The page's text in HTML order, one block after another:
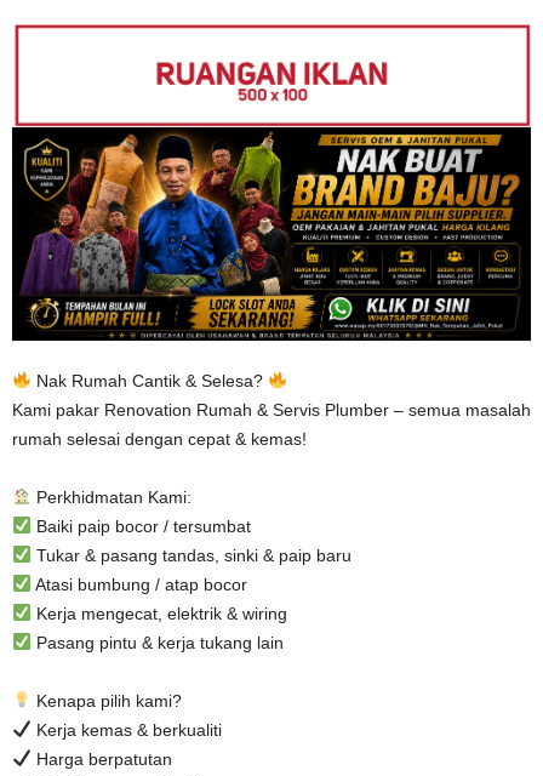
Nak Rumah Cantik & Selesa?
Kami pakar Renovation Rumah & Servis Plumber – semua masalah
rumah selesai dengan cepat & kemas!
Perkhidmatan Kami:
Baiki paip bocor / tersumbat
Tukar & pasang tandas, sinki & paip baru
Atasi bumbung / atap bocor
Kerja mengecat, elektrik & wiring
Pasang pintu & kerja tukang lain
Kenapa pilih kami?
Kerja kemas & berkualiti
Harga berpatutan